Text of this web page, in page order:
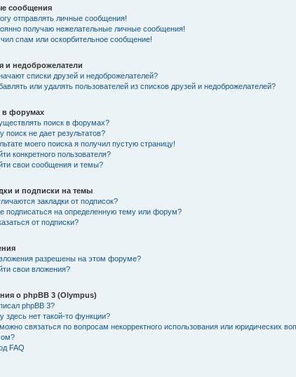
сообщения
отправлять личные сообщения!
получаю нежелательные личные сообщения!
спам или оскорбительное сообщение!
и недоброжелатели
списки друзей и недоброжелателей?
или удалять пользователей из списков друзей и недоброжелателей?
в форумах
поиск в форумах?
поиск не дает результатов?
моего поиска я получил пустую страницу!
конкретного пользователя?
свои сообщения и темы?
и подписки на темы
закладки от подписок?
подписаться на определенную тему или форум?
от подписки?
разрешены на этом форуме?
свои вложения?
о phpBB 3 (Olympus)
phpBB 3?
здесь нет такой-то функции?
связаться по вопросам некорректного использования или юридических
FAQ